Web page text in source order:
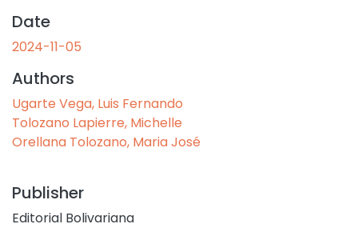
Date
2024-11-05
Authors
Ugarte Vega, Luis Fernando
Tolozano Lapierre, Michelle
Orellana Tolozano, Maria José
Publisher
Editorial Bolivariana